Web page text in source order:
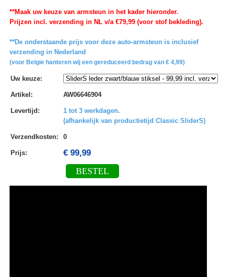
**Maak uw keuze van armsteun in het kader hieronder.
Prijzen incl. verzending in NL v/a €79,99 (voor stof bekleding).
**De onderstaande prijs voor deze auto-armsteun is inclusief
verzending in Nederland
(voor Belgie hanteren wij een gereduceerd bedrag van € 4,99)
Uw keuze:
Artikel : AW06646904
Levertijd :
1 tot 3 werkdagen.
(afhankelijk van productietijd Classic SliderS)
Verzendkosten: 0
Prijs: € 99,99
BESTEL